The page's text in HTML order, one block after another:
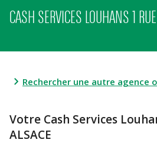
CASH SERVICES LOUHANS 1
Rechercher une autre agence
Votre Cash Services
ALSACE